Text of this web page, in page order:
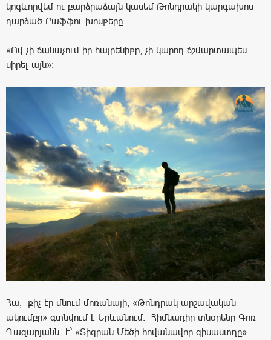
կոգևորվեմ ու բարձրաձայն կասեմ Թոնդրակի կարգախոս
դարձած Րաֆֆու խոսքերը.
«Ով չի ճանաչում իր հայրենիքը, չի կարող ճշմարտապես
սիրել այն»։
Հա, քիչ էր մնում մոռանայի, «Թոնդրակ արշավական
ակումբը» գտնվում է Երևանում։ Հիմնադիր տնօրենը Գոռ
Ղազարյանն է` «Տիգրան Մեծի հովանավոր գիսաստղը»